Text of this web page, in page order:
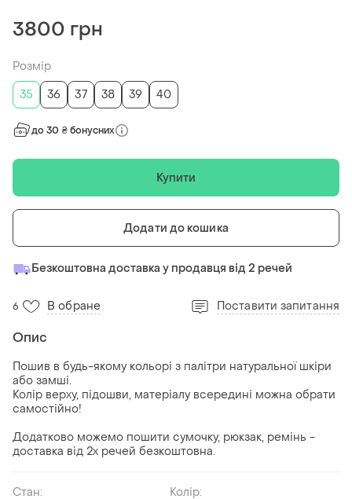
3800 грн
Розмір
35
36 37 38 39 40
до 30 ₴ бонусних
Купити
Додати до кошика
Безкоштовна доставка у продавця від 2 речей
6 В обране Поставити запитання
Опис
Пошив в будь-якому кольорі з палітри натуральної шкіри
або замші.
Колір верху, підошви, матеріалу всередині можна обрати
самостійно!
Додатково можемо пошити сумочку, рюкзак, ремінь -
доставка від 2х речей безкоштовна.
Стан:
Колір: